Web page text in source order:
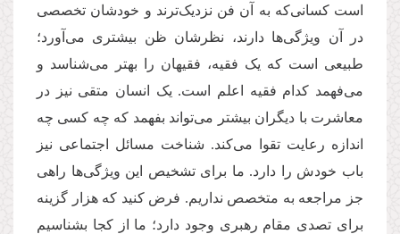
است کسانی‌که به آن فن نزدیک‌ترند و خودشان تخصصی
در آن ویژگی‌ها دارند، نظرشان ظن بیشتری می‌آورد؛
طبیعی است که یک فقیه، فقیهان را بهتر می‌شناسد و
می‌فهمد کدام فقیه اعلم است. یک انسان متقی نیز در
معاشرت با دیگران بیشتر می‌تواند بفهمد که چه کسی چه
اندازه رعایت تقوا می‌کند. شناخت مسائل اجتماعی نیز
باب خودش را دارد. ما برای تشخیص این ویژگی‌ها راهی
جز مراجعه به متخصص نداریم. فرض کنید که هزار گزینه
برای تصدی مقام رهبری وجود دارد؛ ما از کجا بشناسیم